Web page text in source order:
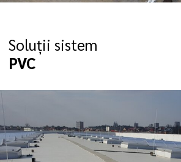
Soluții sistem
PVC